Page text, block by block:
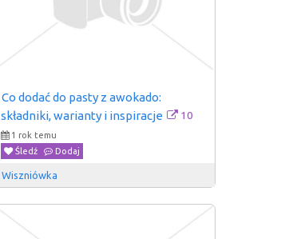
Co dodać do pasty z awokado:
składniki, warianty i inspiracje
10
1 rok temu
Śledź
Dodaj
Wiszniówka